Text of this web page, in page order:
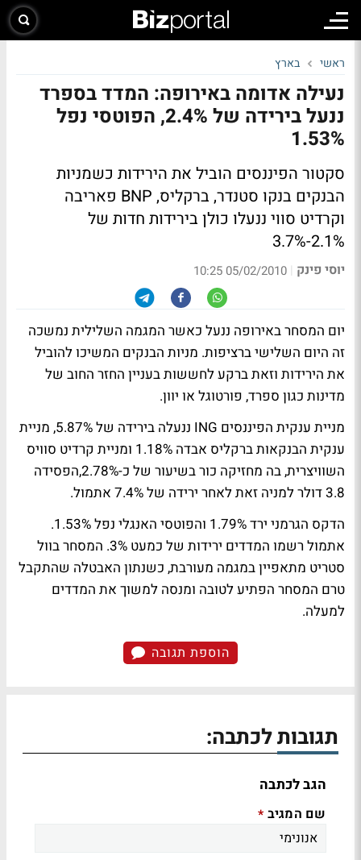
ראשי בארץ
נעילה אדומה באירופה: המדד בספרד
ננעל בירידה של 2.4%, הפוטסי נפל
1.53%
סקטור הפיננסים הוביל את הירידות כשמניות
הבנקים בנקו סטנדר, ברקליס, BNP פאריבה
וקרדיט סווי ננעלו כולן בירידות חדות של
2.1%-3.7%
יוסי פינק |
05/02/2010 10:25
יום המסחר באירופה ננעל כאשר המגמה השלילית נמשכה
זה היום השלישי ברציפות. מניות הבנקים המשיכו להוביל
את הירידות וזאת ברקע לחששות בעניין החזר החוב של
מדינות כגון ספרד, פורטוגל או יוון.
מניית ענקית הפיננסים ING ננעלה בירידה של 5.87%, מניית
ענקית הבנקאות ברקליס אבדה 1.18% ומניית קרדיט סוויס
השוויצרית, בה מחזיקה כור בשיעור של כ-2.78%,הפסידה
3.8 דולר למניה זאת לאחר ירידה של 7.4% אתמול.
הדקס הגרמני ירד 1.79% והפוטסי האנגלי נפל 1.53%.
אתמול רשמו המדדים ירידות של כמעט 3%. המסחר בוול
סטריט מתאפיין במגמה מעורבת, כשנתון האבטלה שהתקבל
טרם המסחר הפתיע לטובה ומנסה למשוך את המדדים
למעלה.
הוספת תגובה
תגובות לכתבה:
הגב לכתבה
שם המגיב *